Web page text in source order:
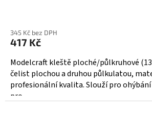
345 Kč bez DPH
417 Kč
Modelcraft kleště ploché/půlkruhové
čelist plochou a druhou půlkulatou,
profesionální kvalita. Slouží pro
pro...